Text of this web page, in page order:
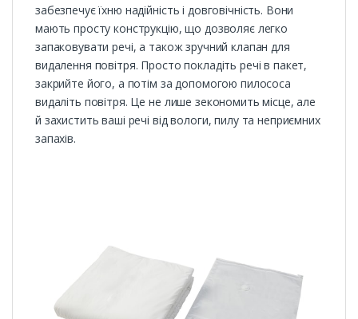
забезпечує їхню надійність і довговічність. Вони
мають просту конструкцію, що дозволяє легко
запаковувати речі, а також зручний клапан для
видалення повітря. Просто покладіть речі в пакет,
закрийте його, а потім за допомогою пилососа
видаліть повітря. Це не лише зекономить місце, але
й захистить ваші речі від вологи, пилу та неприємних
запахів.